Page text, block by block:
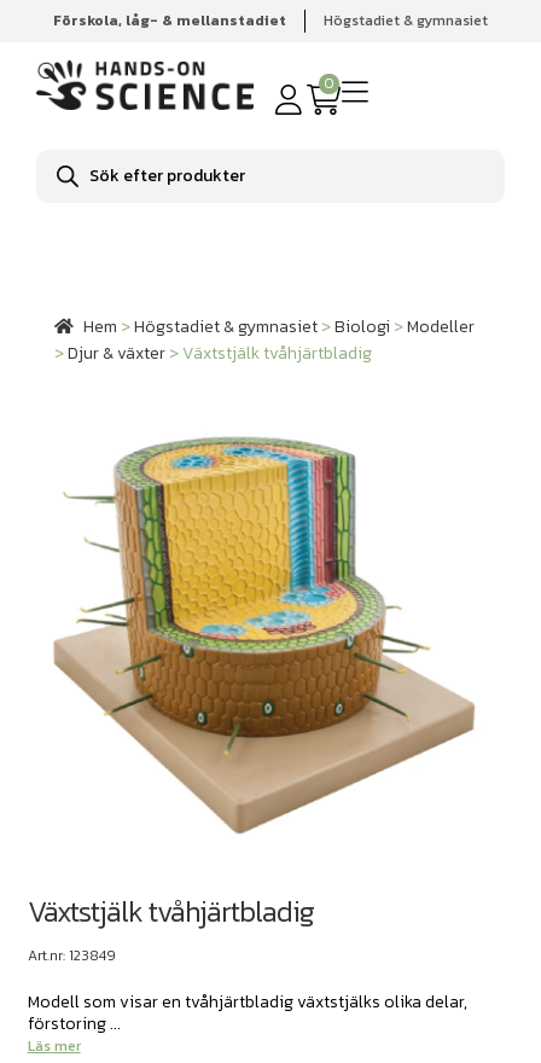
Förskola, låg- & mellanstadiet Högstadiet & gymnasiet
0
Produktsökning
Hem Högstadiet & gymnasiet Biologi Modeller
Djur
& växter
Växtstjälk tvåhjärtbladig
Hem >Högstadiet & gymnasiet>Biologi >Modeller
>Djur & växter>Växtstjälk tvåhjärtbladig
Växtstjälk tvåhjärtbladig
Art.nr: 123849
Modell som visar en tvåhjärtbladig växtstjälks olika delar,
förstoring ...
Läs mer